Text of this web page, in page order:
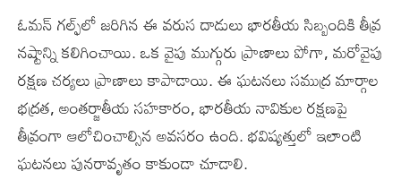
ఓమన్‌ గల్ఫ్‌లో జరిగిన ఈ వరుస దాడులు భారతీయ సిబ్బందికి తీవ్ర
నష్టాన్ని కలిగించాయి. ఒక వైపు ముగ్గురు ప్రాణాలు పోగా, మరోవైపు
రక్షణ చర్యలు ప్రాణాలు కాపాడాయి. ఈ ఘటనలు సముద్ర మార్గాల
భద్రత, అంతర్జాతీయ సహకారం, భారతీయ నావికుల రక్షణపై
తీవ్రంగా ఆలోచించాల్సిన అవసరం ఉంది. భవిష్యత్తులో ఇలాంటి
ఘటనలు పునరావృతం కాకుండా చూడాలి.